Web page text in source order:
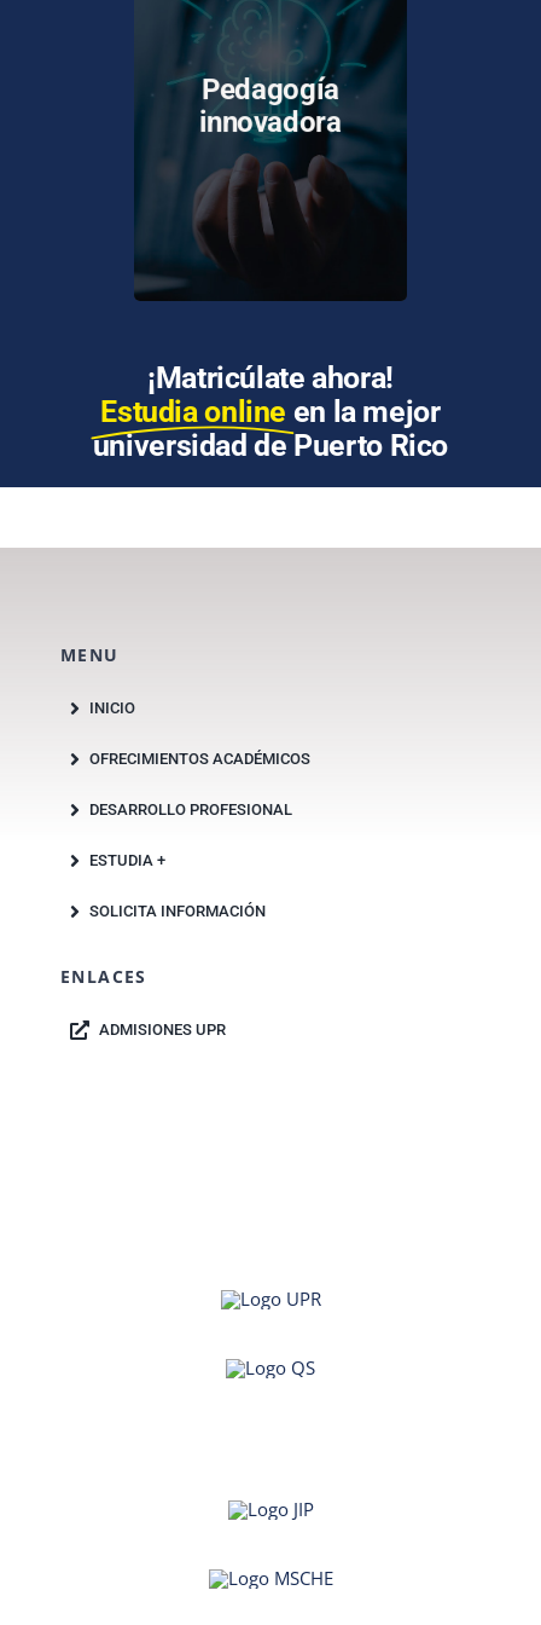
Pedagogía
innovadora
Los docentes del sistema
UPR han sido capacitados
y certificados en el uso de
tecnologías y
metodologías para la
enseñanza en línea.
¡Matricúlate ahora!
Estudia online en la mejor
universidad de Puerto Rico
MENU
INICIO
OFRECIMIENTOS ACADÉMICOS
DESARROLLO PROFESIONAL
ESTUDIA +
SOLICITA INFORMACIÓN
ENLACES
ADMISIONES UPR